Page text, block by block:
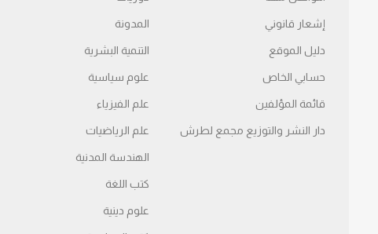
إشعار قانوني
دليل الموقع
حسابي الخاص
قائمة المؤلفين
دار النشر والتوزيع مجمع لطرش
المدونة
التنمية البشرية
علوم سياسية
علم الفيزياء
علم الرياضيات
الهندسة المدنية
كتب اللغة
علوم دينية